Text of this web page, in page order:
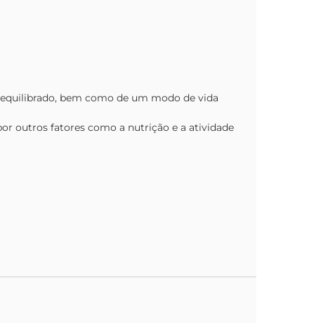
bem como de um modo de vida
outros fatores como a nutrição e a atividade